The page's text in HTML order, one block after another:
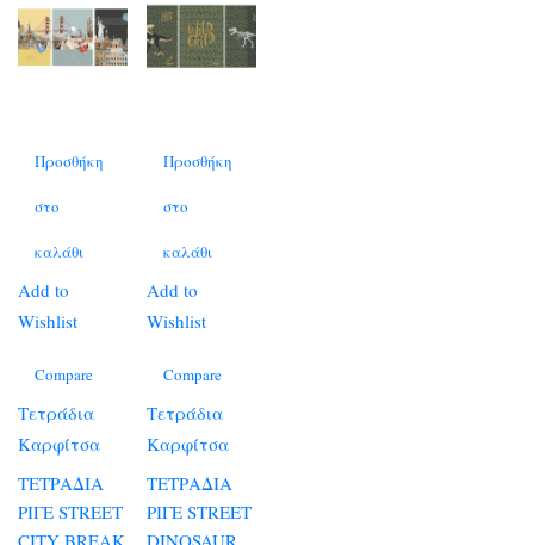
Προσθήκη
στο
καλάθι
Add to
Wishlist
Compare
Τετράδια
Καρφίτσα
ΤΕΤΡΑΔΙΑ
ΡΙΓΕ STREET
CITY BREAK
Προσθήκη
στο
καλάθι
Add to
Wishlist
Compare
Τετράδια
Καρφίτσα
ΤΕΤΡΑΔΙΑ
ΡΙΓΕ STREET
DINOSAUR